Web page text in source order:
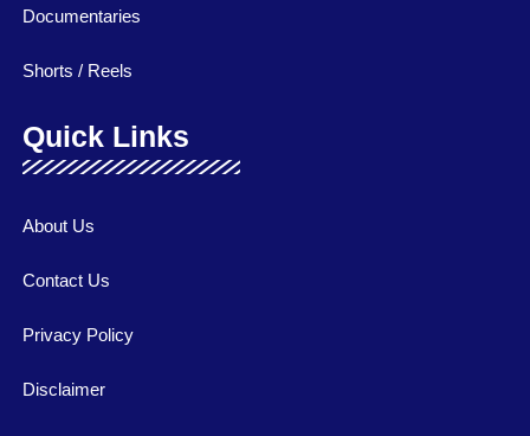
Documentaries
Shorts / Reels
Quick Links
About Us
Contact Us
Privacy Policy
Disclaimer